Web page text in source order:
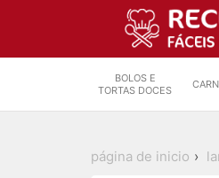
BOLOS E
TORTAS DOCES
página de inicio